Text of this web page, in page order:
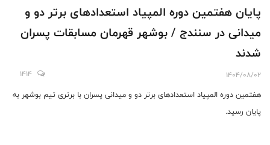
پایان هفتمین دوره المپیاد استعدادهای برتر دو و
میدانی در سنندج / بوشهر قهرمان مسابقات پسران
شدند
1404/08/02
1414
هفتمین دوره المپیاد استعدادهای برتر دو و میدانی پسران با برتری تیم بوشهر به
پایان رسید.